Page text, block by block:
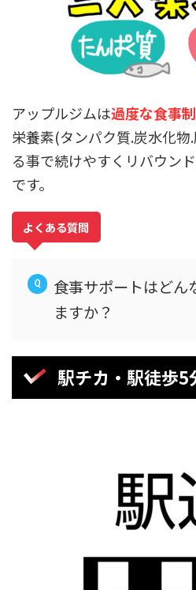
アップルジムは過度な食事
栄養素(タンパク質.炭水化
る事で続けやすくリバウン
です。
よくある質問
食事サポートはどん
ますか？
駅チカ・駅徒歩5